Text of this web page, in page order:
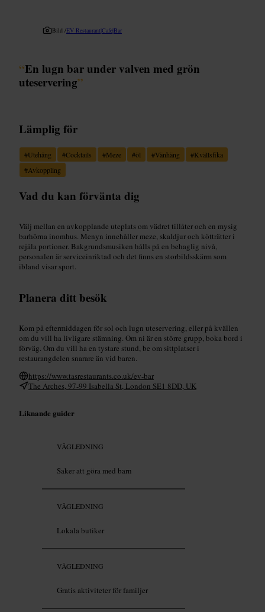
Bild /EV Restaurant|Cafe|Bar
“En lugn bar under valven med grön
uteservering”
Lämplig för
#Utehäng #Cocktails #Meze #öl #Vänhäng #Kvällsfika
#Avkoppling
Vad du kan förvänta dig
Välj mellan en avkopplande uteplats om vädret tillåter och en mysig
barhörna inomhus. Menyn innehåller meze, skaldjur och kötträtter i
rejäla portioner. Bakgrundsmusiken hålls på en behaglig nivå,
personalen är serviceinriktad och det finns en storbildsskärm som
ibland visar sport.
Planera ditt besök
Kom på eftermiddagen för sol och lugn uteservering, eller på kvällen
om du vill ha livligare stämning. Om ni är en större grupp, boka bord i
förväg. Om du vill ha en tystare stund, be om sittplatser i
restaurangdelen snarare än vid baren.
https://www.tasrestaurants.co.uk/ev-bar
The Arches, 97-99 Isabella St, London SE1 8DD, UK
Liknande guider
VÄGLEDNING
Saker att göra med barn
VÄGLEDNING
Lokala butiker
VÄGLEDNING
Gratis aktiviteter för familjer